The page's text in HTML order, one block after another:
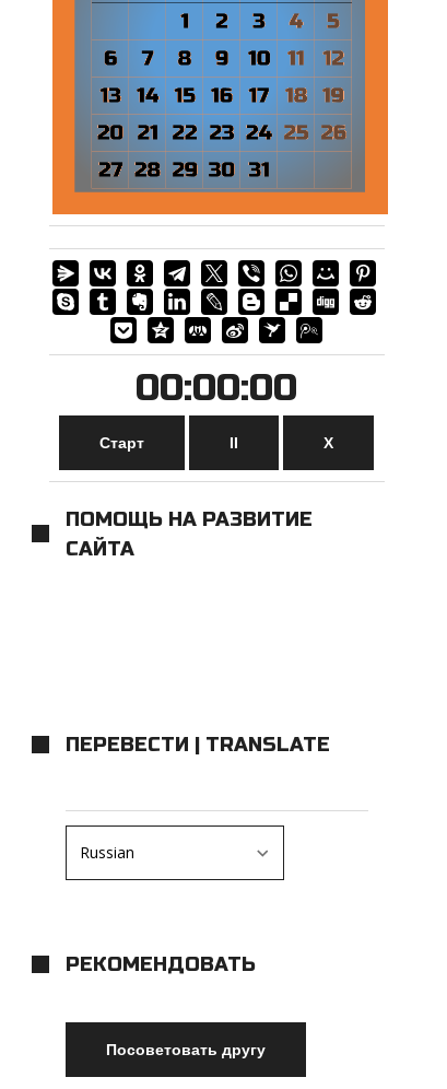
00:00:00
Старт II Х
ПОМОЩЬ НА РАЗВИТИЕ
САЙТА
ПЕРЕВЕСТИ | TRANSLATE
РЕКОМЕНДОВАТЬ